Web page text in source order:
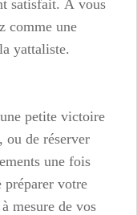
satisfait. À vous
comme une
yattaliste.
petite victoire
ou de réserver
une fois
préparer votre
mesure de vos